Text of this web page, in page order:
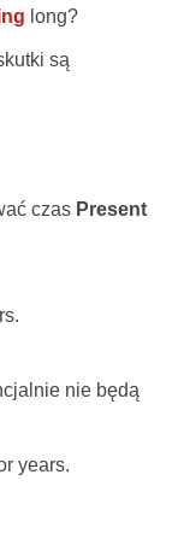
long?
są
czas Present
nie będą
years.